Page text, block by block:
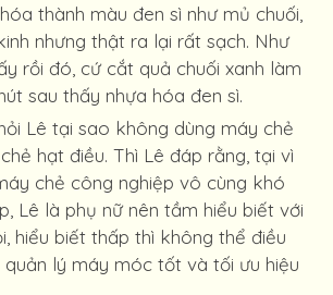
thành màu đen sì như mủ chuối,
nhưng thật ra lại rất sạch. Như
rồi đó, cứ cắt quả chuối xanh làm
sau thấy nhựa hóa đen sì.
Lê tại sao không dùng máy chẻ
hạt điều. Thì Lê đáp rằng, tại vì
chẻ công nghiệp vô cùng khó
Lê là phụ nữ nên tầm hiểu biết với
hiểu biết thấp thì không thể điều
quản lý máy móc tốt và tối ưu hiệu